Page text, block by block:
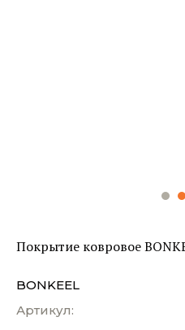
Покрытие ковровое
BONKEEL
Артикул: